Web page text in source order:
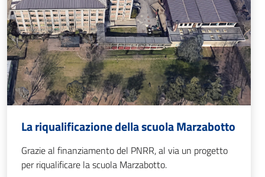
La riqualificazione della scuola Marzabotto
Grazie al finanziamento del PNRR, al via un progetto
per riqualificare la scuola Marzabotto.